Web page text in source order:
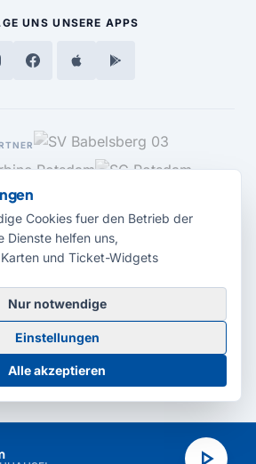
UNS UNSERE APPS
Webseite entwickelt durch dieMedienagentur
Babelsberg
AGBDatenschutzImpressum
Cookie-Einstellungen
Cookies fuer den Betrieb der
Dienste helfen uns,
und Ticket-Widgets
Nur notwendige
Einstellungen
Alle akzeptieren